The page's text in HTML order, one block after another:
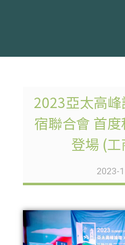
2023亞太高
宿聯合會 首
登場 (
2023-